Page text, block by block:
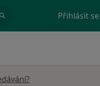
Přihlásit se